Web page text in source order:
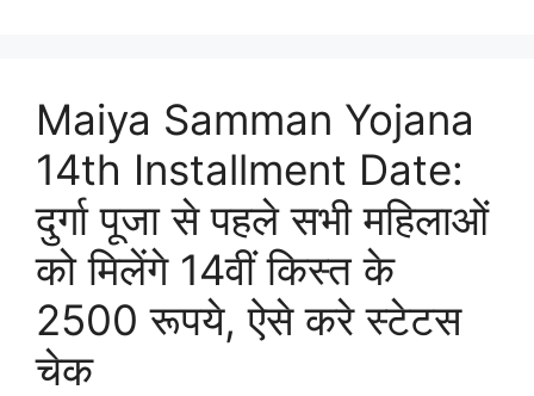
Maiya Samman Yojana
14th Installment Date:
दुर्गा पूजा से पहले सभी महिलाओं
को मिलेंगे 14वीं किस्त के
2500 रूपये, ऐसे करे स्टेटस
चेक